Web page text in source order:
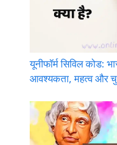
यूनीफॉर्म सिविल कोड:
आवश्यकता, महत्व और